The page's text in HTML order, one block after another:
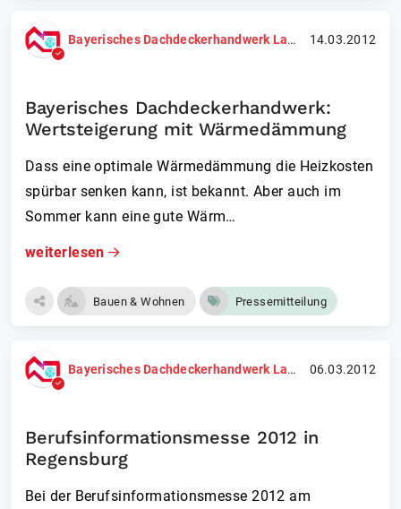
Bayerisches Dachdeckerhandwerk Landesinnungsverband 14.03.2012
Bayerisches Dachdeckerhandwerk:
Wertsteigerung mit Wärmedämmung
Dass eine optimale Wärmedämmung die Heizkosten
spürbar senken kann, ist bekannt. Aber auch im
Sommer kann eine gute Wärm…
weiterlesen
Bauen & Wohnen Pressemitteilung
Bayerisches Dachdeckerhandwerk Landesinnungsverband 06.03.2012
Berufsinformationsmesse 2012 in
Regensburg
Bei der Berufsinformationsme­sse 2012 am